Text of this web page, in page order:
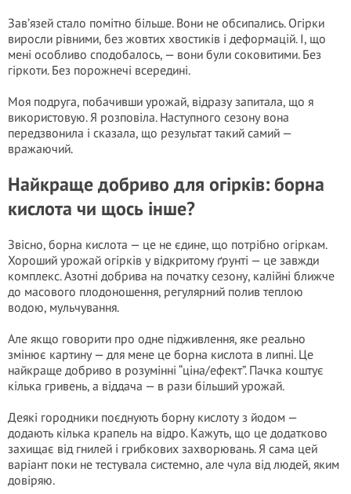
Зав’язей стало помітно більше. Вони не обсипались. Огірки
виросли рівними, без жовтих хвостиків і деформацій. І, що
мені особливо сподобалось, — вони були соковитими. Без
гіркоти. Без порожнечі всередині.
Моя подруга, побачивши урожай, відразу запитала, що я
використовую. Я розповіла. Наступного сезону вона
передзвонила і сказала, що результат такий самий —
вражаючий.
Найкраще добриво для огірків: борна
кислота чи щось інше?
Звісно, борна кислота — це не єдине, що потрібно огіркам.
Хороший урожай огірків у відкритому ґрунті — це завжди
комплекс. Азотні добрива на початку сезону, калійні ближче
до масового плодоношення, регулярний полив теплою
водою, мульчування.
Але якщо говорити про одне підживлення, яке реально
змінює картину — для мене це борна кислота в липні. Це
найкраще добриво в розумінні “ціна/ефект”. Пачка коштує
кілька гривень, а віддача — в рази більший урожай.
Деякі городники поєднують борну кислоту з йодом —
додають кілька крапель на відро. Кажуть, що це додатково
захищає від гнилей і грибкових захворювань. Я сама цей
варіант поки не тестувала системно, але чула від людей, яким
довіряю.